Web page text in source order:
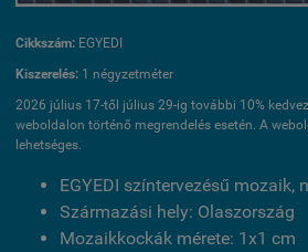
Cikkszám: EGYEDI
Kiszerelés: 1 négyzetméter
2026 július 17-től július 29-ig további 10%
weboldalon történő megrendelés esetén. A
lehetséges.
EGYEDI színtervezésű mozaik,
Származási hely: Olaszország
Mozaikkockák mérete: 1x1 cm